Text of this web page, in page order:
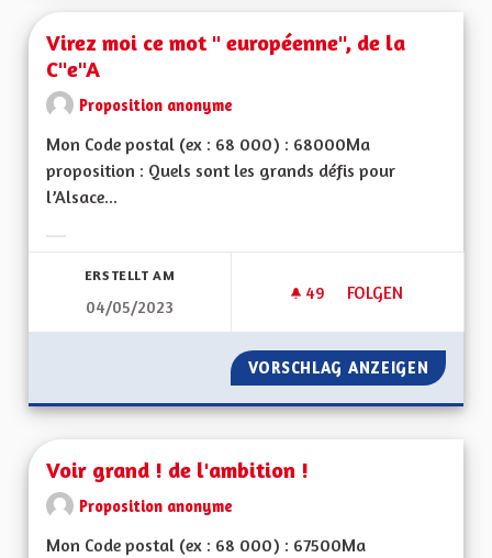
Virez moi ce mot " européenne", de la
C"e"A
Proposition anonyme
Mon Code postal (ex : 68 000) : 68000Ma
proposition : Quels sont les grands défis pour
l’Alsace...
ERSTELLT AM
04/05/2023
49 49 FOLLOWER
FOLGEN
VIREZ MOI CE
VORSCHLAG ANZEIGEN VIREZ
Voir grand ! de l'ambition !
Proposition anonyme
Mon Code postal (ex : 68 000) : 67500Ma